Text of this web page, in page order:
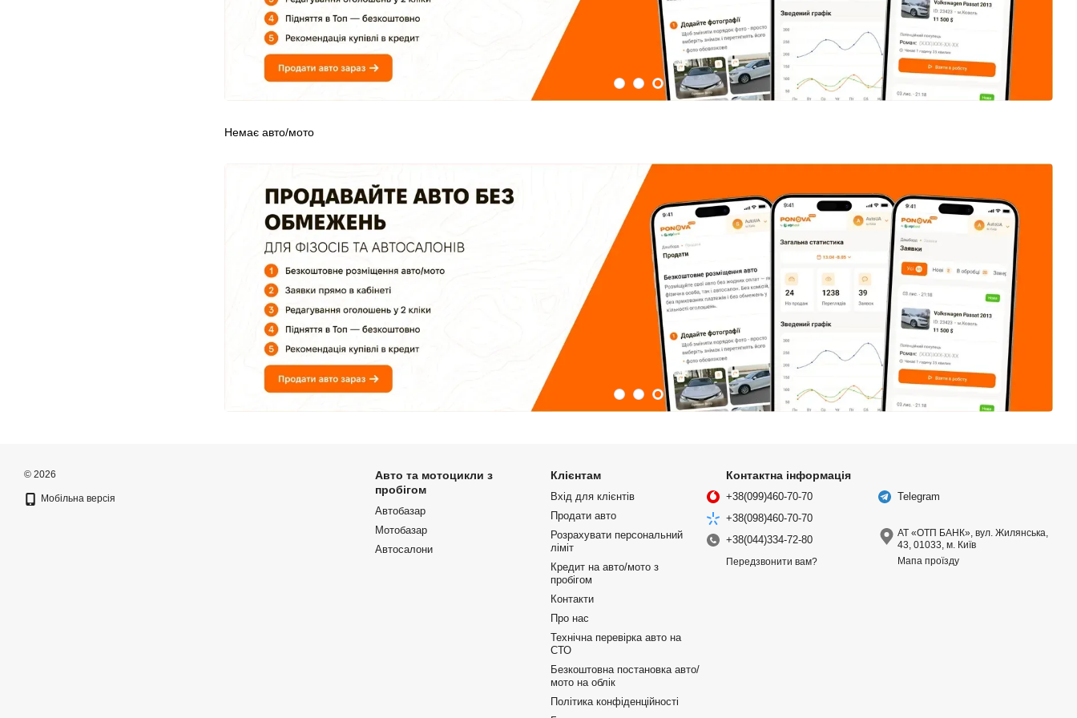
Немає авто/мото
© 2026
Мобільна версія
Авто та мотоцикли з
пробігом
Автобазар
Мотобазар
Автосалони
Клієнтам
Вхід для клієнтів
Продати авто
Розрахувати персональний
ліміт
Кредит на авто/мото з
пробігом
Контакти
Про нас
Технічна перевірка авто на
СТО
Безкоштовна постановка авто/
мото на облік
Політика конфіденційності
Контактна інформація
+38(099)460-70-70
+38(098)460-70-70
+38(044)334-72-80
Передзвонити вам?
Telegram
АТ «ОТП БАНК», вул. Жилянська,
43, 01033, м. Київ
Мапа проїзду